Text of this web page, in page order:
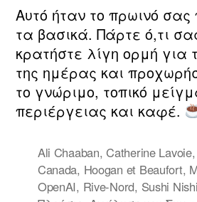
Αυτό ήταν το πρωινό
τα βασικά. Πάρτε ό,τι
κρατήστε λίγη ορμή για
της ημέρας και
το γνώριμο, τοπικό
περιέργειας και καφέ.
Ali Chaaban,Catherine Lavoie,
Canada, Hoogan et Beaufort,
OpenAI, Rive‑Nord, Sushi